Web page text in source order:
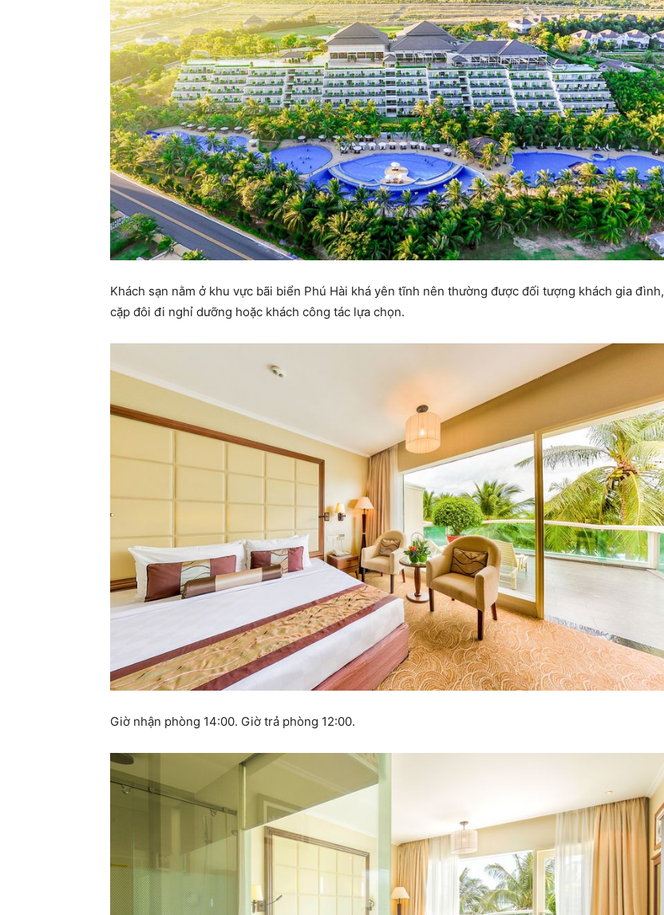
Khách sạn nằm ở khu vực bãi biển Phú Hài khá yên tĩnh nên thường được đối tượng khách gia đình,
cặp đôi đi nghỉ dưỡng hoặc khách công tác lựa chọn.
Giờ nhận phòng 14:00. Giờ trả phòng 12:00.